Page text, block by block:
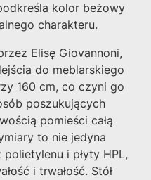
kolor beżowy
charakteru.
Elisę Giovannoni,
do meblarskiego
160 cm, co czyni go
poszukujących
pomieści całą
to nie jedyna
i płyty HPL,
i trwałość. Stół